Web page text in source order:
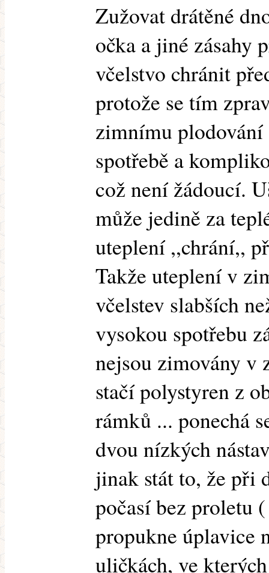
Zužovat drátěné
očka a jiné zásahy
včelstvo chránit
protože se tím
zimnímu plodování
spotřebě a
což není žádoucí.
může jedině za
uteplení ,,chrání,,
Takže uteplení v
včelstev slabších
vysokou spotřebu
nejsou zimovány v
stačí polystyren z
rámků ... ponechá
dvou nízkých
jinak stát to, že při
počasí bez proletu
propukne úplavice
uličkách, ve